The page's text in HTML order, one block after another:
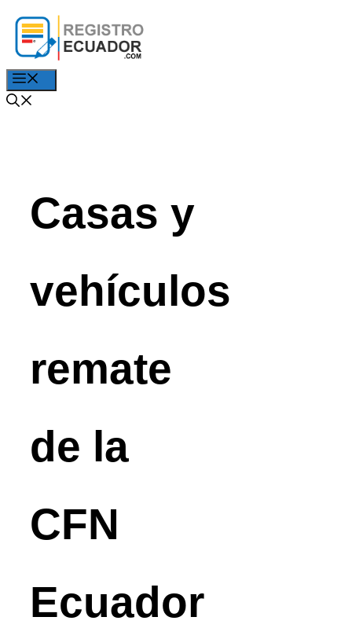
Saltar
contenido
Casas y
vehículos
remate
de la
CFN
Ecuador